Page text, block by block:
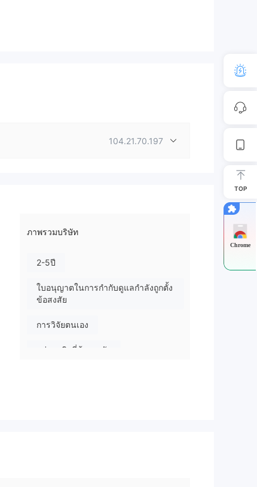
104.21.70.197
ภาพรวมบริษัท
2-5ปี
ใบอนุญาตในการกำกับดูแลกำลังถูกตั้ง
ข้อสงสัย
การวิจัยตนเอง
กลุ่มธุรกิจที่ต้องสงสัย
TOP
Chrome